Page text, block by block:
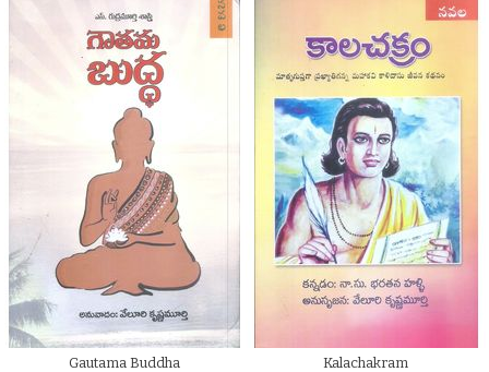
Gautama Buddha
Kalachakram